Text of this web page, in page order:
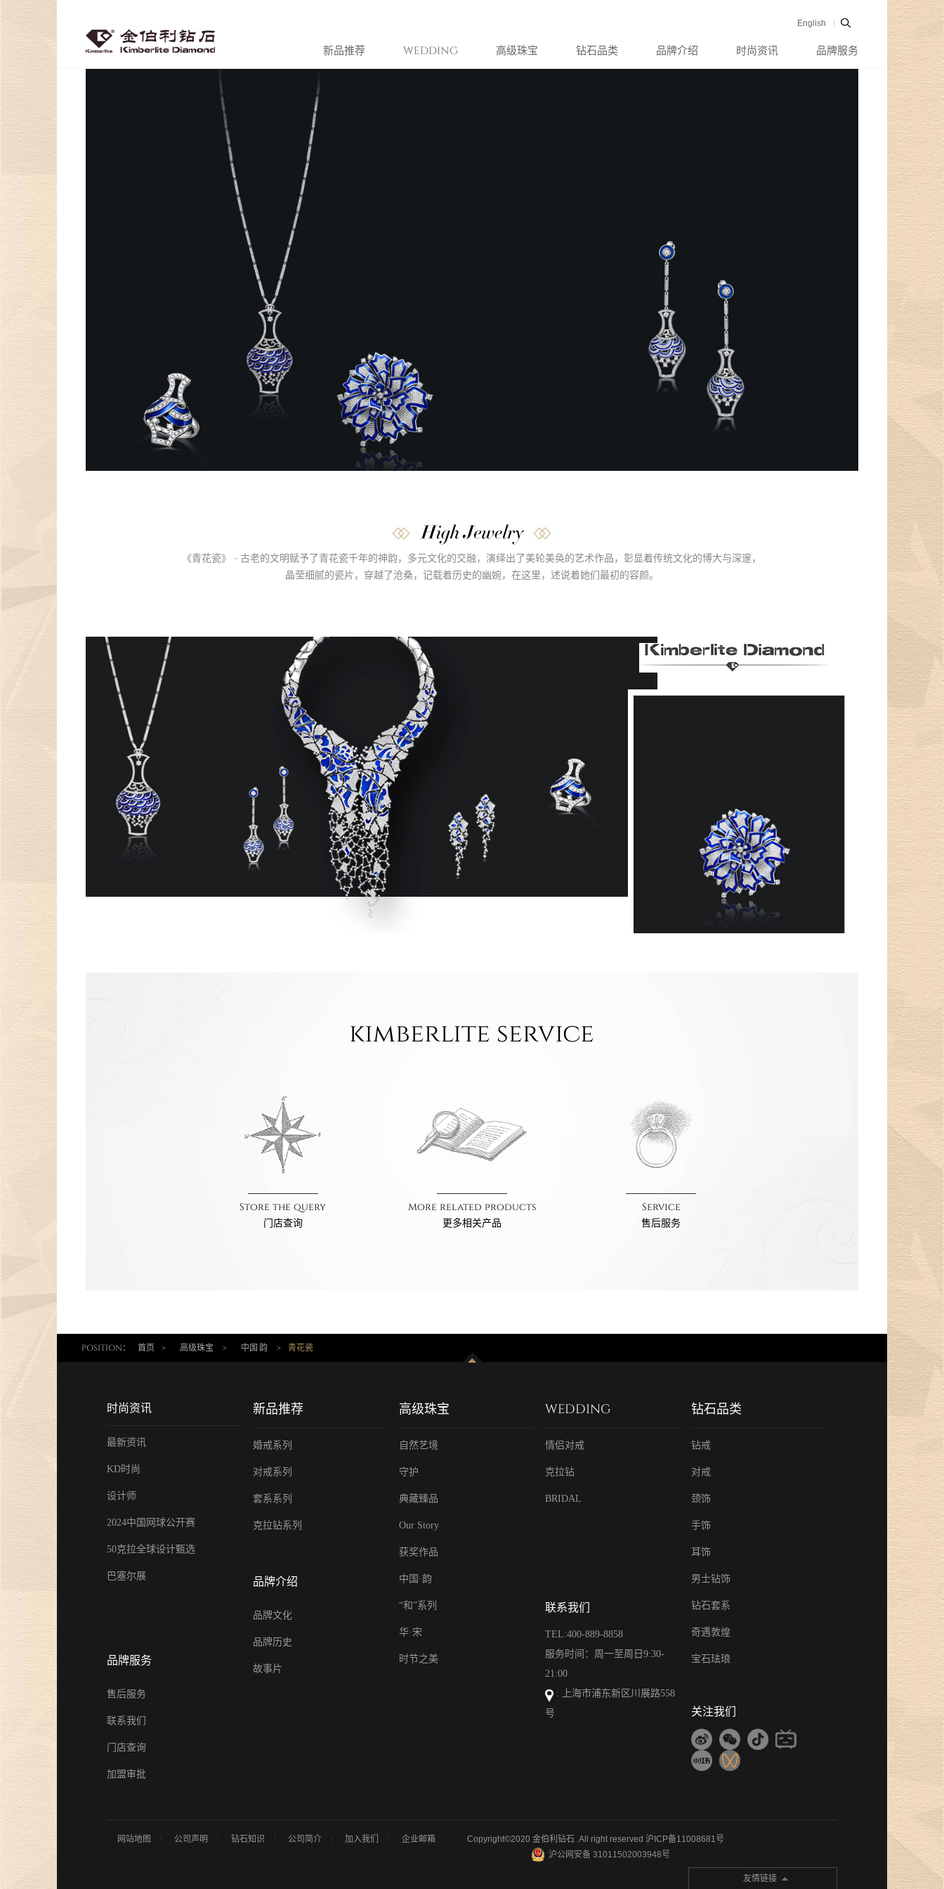
English
新品推荐 WEDDING 高级珠宝 钻石品类 品牌介绍 时尚资讯 品牌服务
《青花瓷》 - 古老的文明赋予了青花瓷千年的神韵，多元文化的交融，演绎出了美轮美奂的艺术作品，彰显着传统文化的博大与深邃，
晶莹细腻的瓷片，穿越了沧桑，记载着历史的幽婉，在这里，述说着她们最初的容颜。
kimberlite service
Store the query
门店查询
More related products
更多相关产品
Service
售后服务
POSITION： 首页 > 高级珠宝 > 中国·韵 > 青花瓷
时尚资讯
最新资讯
KD时尚
设计师
2024中国网球公开赛
50克拉全球设计甄选
巴塞尔展
品牌服务
售后服务
联系我们
门店查询
加盟审批
新品推荐
婚戒系列
对戒系列
套系系列
克拉钻系列
品牌介绍
品牌文化
品牌历史
故事片
高级珠宝
自然艺境
守护
典藏臻品
Our Story
获奖作品
中国·韵
“和”系列
华·宋
时节之美
WEDDING
情侣对戒
克拉钻
BRIDAL
联系我们
TEL:400-889-8858
服务时间：周一至周日9:30-
21:00
: 上海市浦东新区川展路558
号
钻石品类
钻戒
对戒
颈饰
手饰
耳饰
男士钻饰
钻石套系
奇遇敦煌
宝石珐琅
关注我们
网站地图 公司声明 钻石知识 公司简介 加入我们 企业邮箱 Copyright©2020 金伯利钻石 .All right reserved 沪ICP备11008681号
沪公网安备 31011502003948号
友情链接